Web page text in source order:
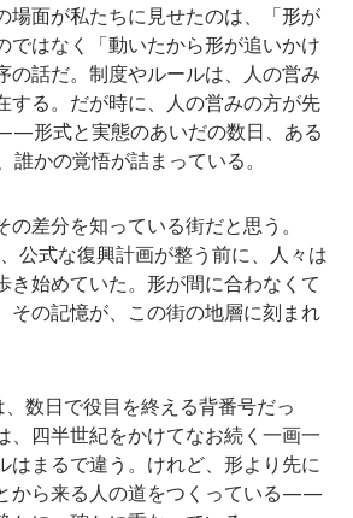
場面が私たちに見せたのは、「形が
ではなく「動いたから形が追いかけ
の話だ。制度やルールは、人の営み
する。だが時に、人の営みの方が先
形式と実態のあいだの数日、ある
かの覚悟が詰まっている。
差分を知っている街だと思う。
公式な復興計画が整う前に、人々は
き始めていた。形が間に合わなくて
その記憶が、この街の地層に刻まれ
数日で役目を終える背番号だっ
、四半世紀をかけてなお続く一画一
はまるで違う。けれど、形より先に
から来る人の道をつくっている——